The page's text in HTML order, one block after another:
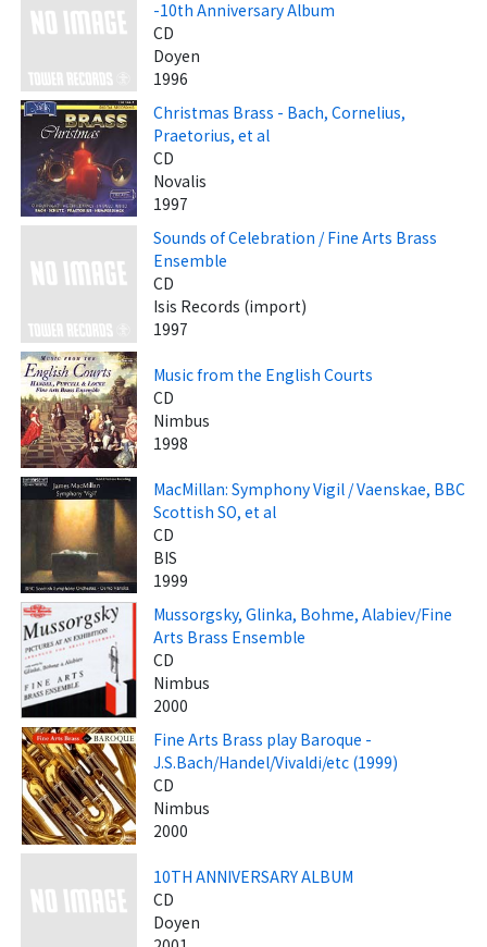
-10th Anniversary Album
CD
Doyen
1996
Christmas Brass - Bach, Cornelius,
Praetorius, et al
CD
Novalis
1997
Sounds of Celebration / Fine Arts Brass
Ensemble
CD
Isis Records (import)
1997
Music from the English Courts
CD
Nimbus
1998
MacMillan: Symphony Vigil / Vaenskae, BBC
Scottish SO, et al
CD
BIS
1999
Mussorgsky, Glinka, Bohme, Alabiev/Fine
Arts Brass Ensemble
CD
Nimbus
2000
Fine Arts Brass play Baroque -
J.S.Bach/Handel/Vivaldi/etc (1999)
CD
Nimbus
2000
10TH ANNIVERSARY ALBUM
CD
Doyen